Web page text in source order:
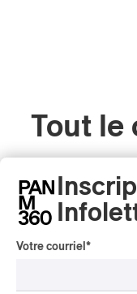
Tout le
Votre courriel *